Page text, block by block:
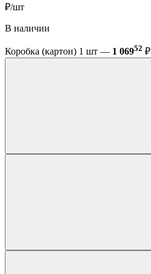
₽/шт
В наличии
Коробка (картон) 1 шт — 1 06952 ₽